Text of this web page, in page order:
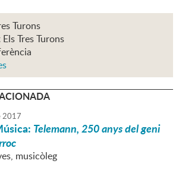
Turons
Tres Turons
2017
Telemann, 250 anys del geni
musicòleg